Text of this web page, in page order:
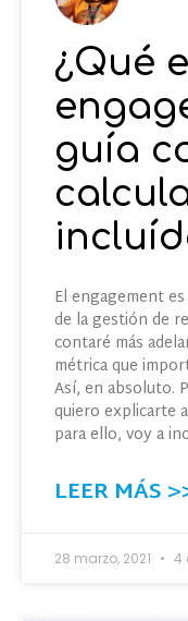
¿Qué
guía
El engagement
de la gestión de
contaré más
métrica que
Así, en absoluto.
quiero explicarte
para ello, voy a
LEER MÁS
28 marzo, 2021 4